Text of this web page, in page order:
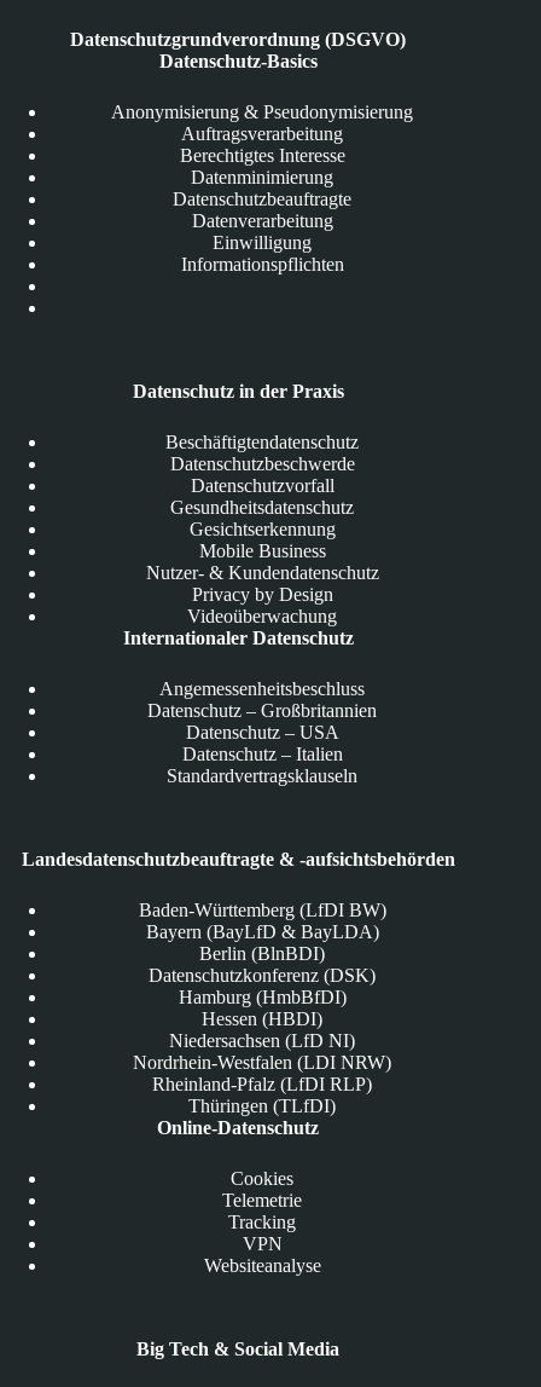
Datenschutzgrundverordnung (DSGVO)
Datenschutz-Basics
Anonymisierung & Pseudonymisierung
Auftragsverarbeitung
Berechtigtes Interesse
Datenminimierung
Datenschutzbeauftragte
Datenverarbeitung
Einwilligung
Informationspflichten
Datenschutz in der Praxis
Beschäftigtendatenschutz
Datenschutzbeschwerde
Datenschutzvorfall
Gesundheitsdatenschutz
Gesichtserkennung
Mobile Business
Nutzer- & Kundendatenschutz
Privacy by Design
Videoüberwachung
Internationaler Datenschutz
Angemessenheitsbeschluss
Datenschutz – Großbritannien
Datenschutz – USA
Datenschutz – Italien
Standardvertragsklauseln
Landesdatenschutzbeauftragte & -aufsichtsbehörden
Baden-Württemberg (LfDI BW)
Bayern (BayLfD & BayLDA)
Berlin (BlnBDI)
Datenschutzkonferenz (DSK)
Hamburg (HmbBfDI)
Hessen (HBDI)
Niedersachsen (LfD NI)
Nordrhein-Westfalen (LDI NRW)
Rheinland-Pfalz (LfDI RLP)
Thüringen (TLfDI)
Online-Datenschutz
Cookies
Telemetrie
Tracking
VPN
Websiteanalyse
Big Tech & Social Media